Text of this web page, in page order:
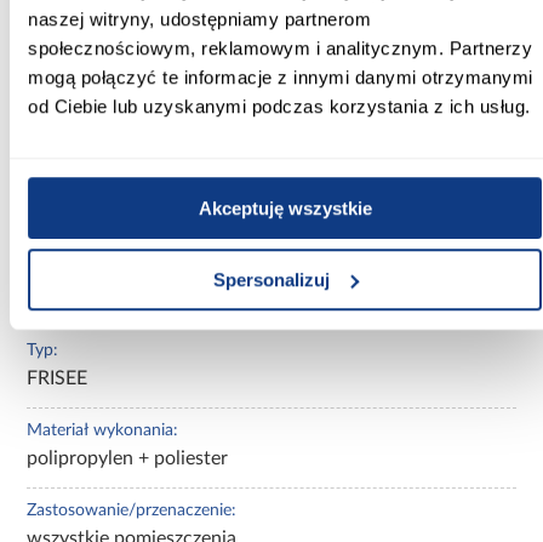
naszej witryny, udostępniamy partnerom
społecznościowym, reklamowym i analitycznym. Partnerzy
mogą połączyć te informacje z innymi danymi otrzymanymi
od Ciebie lub uzyskanymi podczas korzystania z ich usług.
Akceptuję wszystkie
Spersonalizuj
Waga [g/m2]:
2000
Waga całkowita [g/szt]:
Typ:
FRISEE
Materiał wykonania:
polipropylen + poliester
Zastosowanie/przenaczenie:
wszystkie pomieszczenia